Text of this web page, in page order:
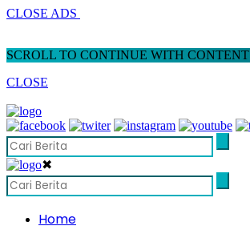
CLOSE ADS
SCROLL TO CONTINUE WITH CONTENT
CLOSE
✖
Home